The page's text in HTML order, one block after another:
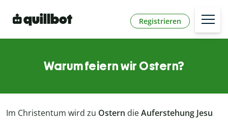
Registrieren
Warum feiern wir Ostern?
Im Christentum wird zu Ostern dieAuferstehung Jesu